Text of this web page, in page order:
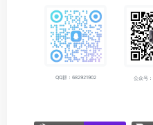
QQ群：682921902 公众号